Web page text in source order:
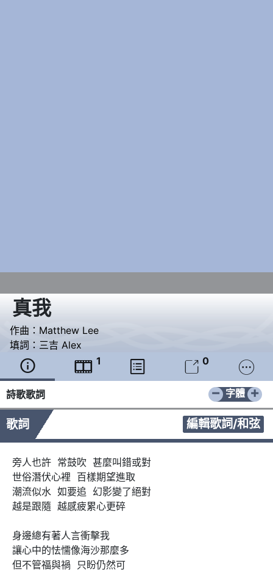
真我
作曲： Matthew Lee
填詞： 三吉 Alex
  1   0 
詩歌歌詞 − +
字體
歌詞 編輯歌詞/和弦
旁人也許  常鼓吹  甚麼叫錯或對
世俗潛伏心裡  百樣期望進取
潮流似水  如要追  幻影變了絕對
越是跟隨  越感疲累心更碎
身邊總有著人言衝擊我
讓心中的怯懦像海沙那麼多
但不管福與禍  只盼仍然可